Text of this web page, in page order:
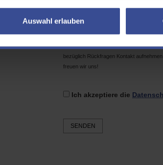
Auswahl erlauben
Geben Sie bitte den Text in
Das Formular enthältkeine Pflichtfelder
senden, möglichst gering halten
bezüglich Rückfragen Kontakt
freuen wir uns!
Ich akzeptiere die
SENDEN